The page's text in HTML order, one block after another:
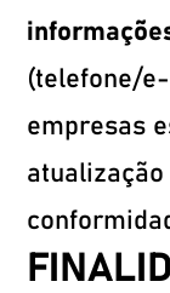
(telefone/
empresas